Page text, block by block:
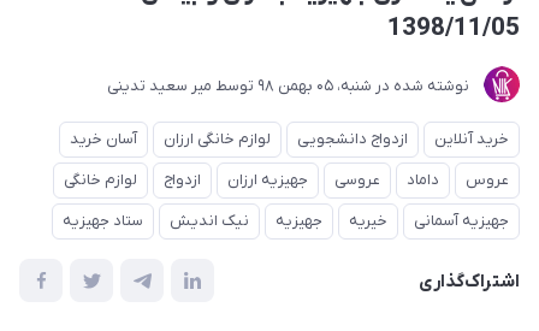
1398/11/05
نوشته شده در شنبه، 05 بهمن 98 توسط میر سعید تدینی
خرید آنلاین ازدواج دانشجویی لوازم خانگی ارزان
آسان خرید
عروس
داماد عروسی جهیزیه ارزان ازدواج
لوازم خانگی
جهیزیه آسمانی
خیریه جهیزیه نیک اندیش ستاد جهیزیه
اشتراک‌گذاری